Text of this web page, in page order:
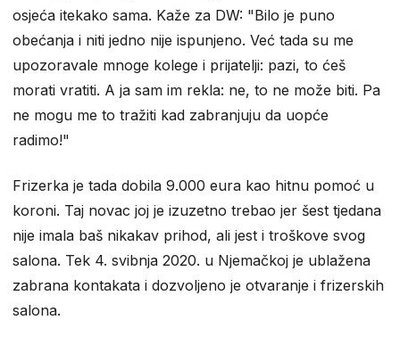
osjeća itekako sama. Kaže za DW: "Bilo je puno
obećanja i niti jedno nije ispunjeno. Već tada su me
upozoravale mnoge kolege i prijatelji: pazi, to ćeš
morati vratiti. A ja sam im rekla: ne, to ne može biti. Pa
ne mogu me to tražiti kad zabranjuju da uopće
radimo!"
Frizerka je tada dobila 9.000 eura kao hitnu pomoć u
koroni. Taj novac joj je izuzetno trebao jer šest tjedana
nije imala baš nikakav prihod, ali jest i troškove svog
salona. Tek 4. svibnja 2020. u Njemačkoj je ublažena
zabrana kontakata i dozvoljeno je otvaranje i frizerskih
salona.